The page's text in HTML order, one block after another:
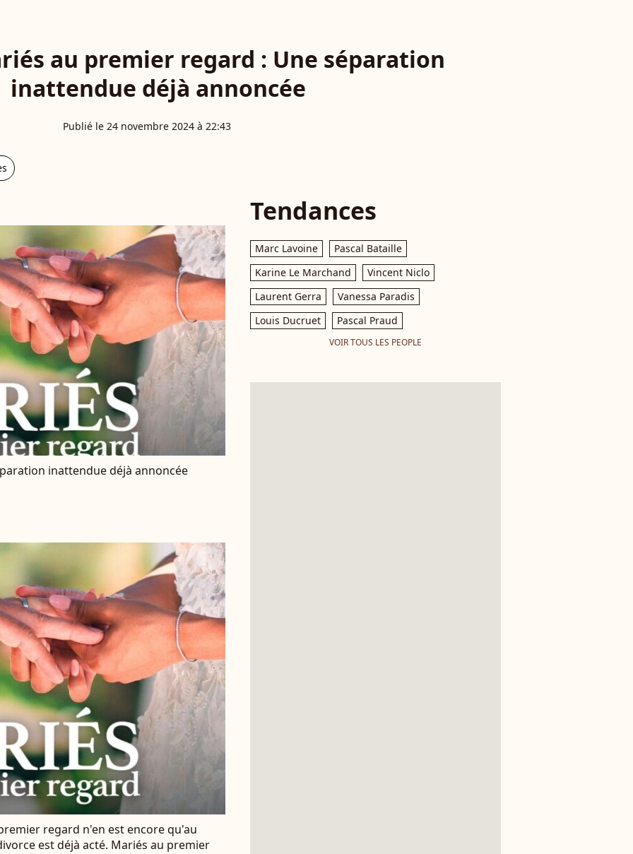
au premier regard : Une séparation
inattendue déjà annoncée
Publié le 24 novembre 2024 à 22:43
inattendue déjà annoncée
regard n'en est encore qu'au
est déjà acté. Mariés au premier
Tendances
Marc Lavoine
Pascal Bataille
Karine Le Marchand
Vincent Niclo
Laurent Gerra
Vanessa Paradis
Louis Ducruet
Pascal Praud
VOIR TOUS LES PEOPLE